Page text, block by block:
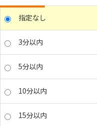
指定なし
3分以内
5分以内
10分以内
15分以内